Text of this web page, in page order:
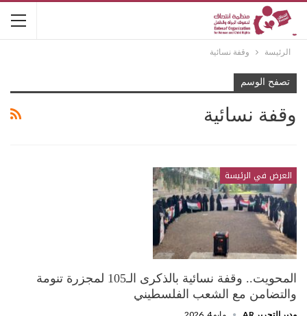
الرئيسة وقفة نسائية
تصفح الوسم
وقفة نسائية
العرض في الرئيسة
المحويت.. وقفة نسائية بالذكرى الـ105 لمجزرة تنومة
والتضامن مع الشعب الفلسطيني